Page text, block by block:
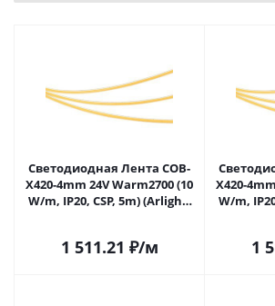
Светодиодная Лента COB-
X420-4mm 24V Warm2700 (10
W/m, IP20, CSP, 5m) (Arlight,
1 511.21 ₽/м
X420-
W/m,
1